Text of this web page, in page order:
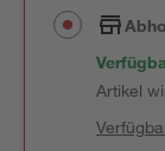
Artikel